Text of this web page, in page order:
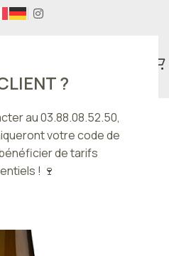
?
au 03.88.08.52.50,
votre code de
de tarifs
! 🍷